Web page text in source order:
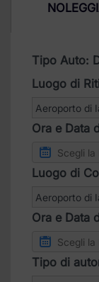
Tipo Auto:
Luogo di
Ora e Data
Luogo di
Ora e Data
Tipo di